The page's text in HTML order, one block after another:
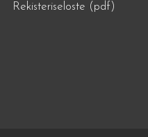
Rekisteriseloste (pdf)